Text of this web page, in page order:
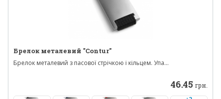
Брелок металевий "Contur"
Брелок металевий з пасової стрічкою і кільцем. Упа...
46.45 грн.